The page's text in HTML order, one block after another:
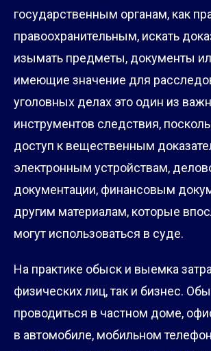
государственным органам, как
правоохранительным, искать
изымать предметы, документы
имеющие значение для
уголовных делах это один из
инструментов следствия,
доступ к вещественным
электронным устройствам,
документации, финансовым
другим материалам, которые
могут использоваться в суде.
На практике обыск и выемка
физических лиц, так и бизнес.
проводиться в частном доме,
в автомобиле, мобильном